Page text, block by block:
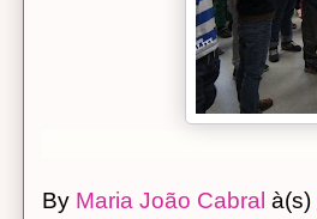
By Maria João Cabral à(s)